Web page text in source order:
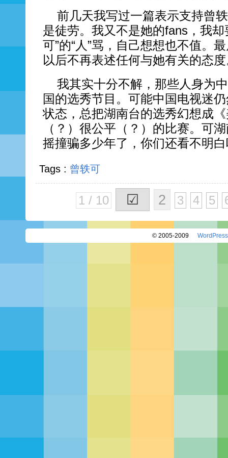
前几天我写过一篇表示支持曾
是徒劳。我又不是她的fans，我却
可”的“人”骂，自己想想也不值。
以后不再表述任何与她有关的态
我其实十分不解，那些人身为
国的选秀节目。可能中国电视迷
状态，总把湖南台的选秀幻想成
（？）很公平（？）的比赛。可
摇撞骗多少年了，你们还看不明
Tags : 曾轶可
1 / 10 ☑ 2 3 4 5
© 2005-2009 WordPress